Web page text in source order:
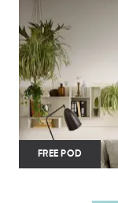
FREE POD